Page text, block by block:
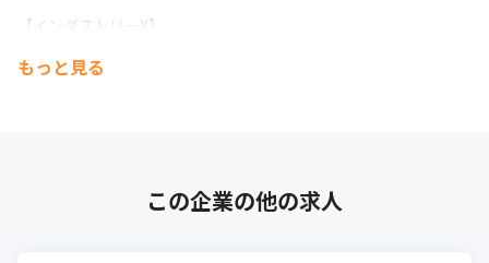
【インダストリーX】
あらゆる段階におけるデジタル変革を支援し、お客様のビジネス
顧客と企業の関係性を再構築し、企業のビジネス成長に貢献。
もっと見る
この企業の他の求人